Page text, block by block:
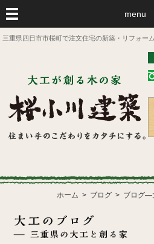
menu
三重県四日市市桜町で注文住宅の新築・リフォー
ホーム ブログ ブログ―